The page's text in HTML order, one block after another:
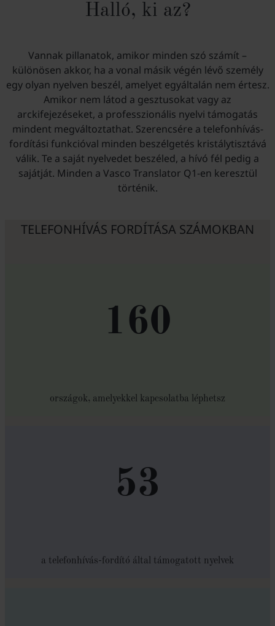
Halló, ki az?
Vannak pillanatok, amikor minden szó számít –
különösen akkor, ha a vonal másik végén lévő személy
egy olyan nyelven beszél, amelyet egyáltalán nem értesz.
Amikor nem látod a gesztusokat vagy az
arckifejezéseket, a professzionális nyelvi támogatás
mindent megváltoztathat. Szerencsére a telefonhívás-
fordítási funkcióval minden beszélgetés kristálytisztává
válik. Te a saját nyelvedet beszéled, a hívó fél pedig a
sajátját. Minden a Vasco Translator Q1-en keresztül
történik.
TELEFONHÍVÁS FORDÍTÁSA SZÁMOKBAN
160
országok, amelyekkel kapcsolatba léphetsz
53
a telefonhívás-fordító által támogatott nyelvek